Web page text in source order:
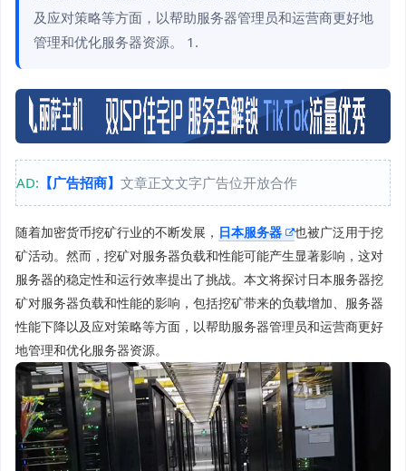
及应对策略等方面，以帮助服务器管理员和运营商更好地
管理和优化服务器资源。 1.
AD: 【广告招商】 文章正文文字广告位开放合作
随着加密货币挖矿行业的不断发展， 日本服务器
也被广泛用于挖
矿活动。然而，挖矿对服务器负载和性能可能产生显著影响，这对
服务器的稳定性和运行效率提出了挑战。本文将探讨日本服务器挖
矿对服务器负载和性能的影响，包括挖矿带来的负载增加、服务器
性能下降以及应对策略等方面，以帮助服务器管理员和运营商更好
地管理和优化服务器资源。